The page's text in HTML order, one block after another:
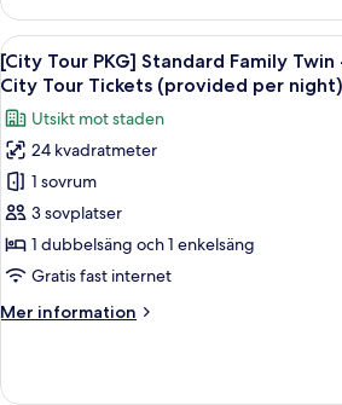
för
familj
(Deluxe)
Öppna
alla
foton
för
[City
Tour
PKG]
Standard
Family
-
En
9
[City Tour PKG] Standard Family
City Tour Tickets (provided per night)
Utsikt mot staden
24 kvadratmeter
1 sovrum
3 sovplatser
1 dubbelsäng och 1 enkelsäng
Gratis fast internet
Mer information
Mer
Tour